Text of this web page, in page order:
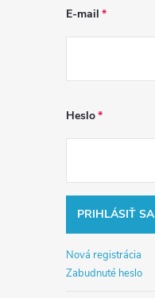
E-mail
Heslo
PRIHLÁSIŤ SA
Nová registrácia
Zabudnuté heslo